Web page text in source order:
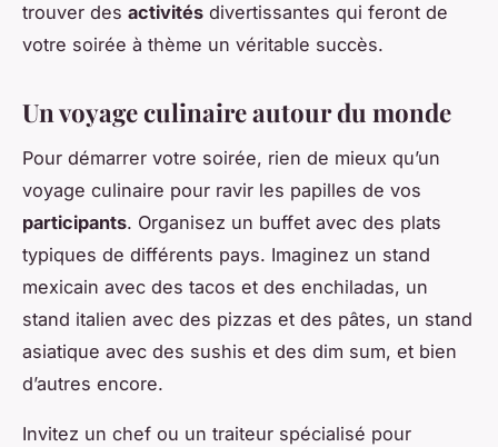
trouver des activités divertissantes qui feront de
votre soirée à thème un véritable succès.
Un voyage culinaire autour du monde
Pour démarrer votre soirée, rien de mieux qu’un
voyage culinaire pour ravir les papilles de vos
participants. Organisez un buffet avec des plats
typiques de différents pays. Imaginez un stand
mexicain avec des tacos et des enchiladas, un
stand italien avec des pizzas et des pâtes, un stand
asiatique avec des sushis et des dim sum, et bien
d’autres encore.
Invitez un chef ou un traiteur spécialisé pour